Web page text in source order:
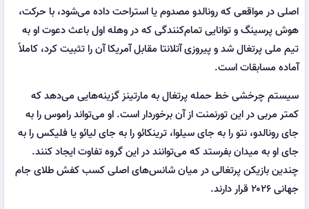
اصلی در مواقعی که رونالدو مصدوم یا استراحت داده می‌شود، با حرکت،
هوش پرسینگ و توانایی تمام‌کنندگی که در وهله اول باعث دعوت او به
تیم ملی پرتغال شد و پیروزی آتلانتا مقابل آمریکا آن را تثبیت کرد، کاملاً
آماده مسابقات است.
سیستم چرخشی خط حمله پرتغال به مارتینز گزینه‌هایی می‌دهد که
کمتر مربی در این تورنمنت از آن برخوردار است. او می‌تواند راموس را به
جای رونالدو، نتو را به جای سیلوا، ترینکائو را به جای لیائو یا فلیکس را به
جای او به میدان بفرستد که می‌توانند در این گروه تفاوت ایجاد کنند.
چندین بازیکن پرتغالی در میان شانس‌های اصلی کسب کفش طلای جام
جهانی ۲۰۲۶ قرار دارند.